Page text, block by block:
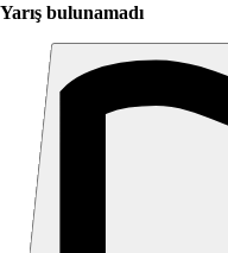
Yarış bulunamadı